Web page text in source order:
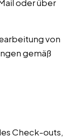
oder über
von
gemäß
Check-outs,